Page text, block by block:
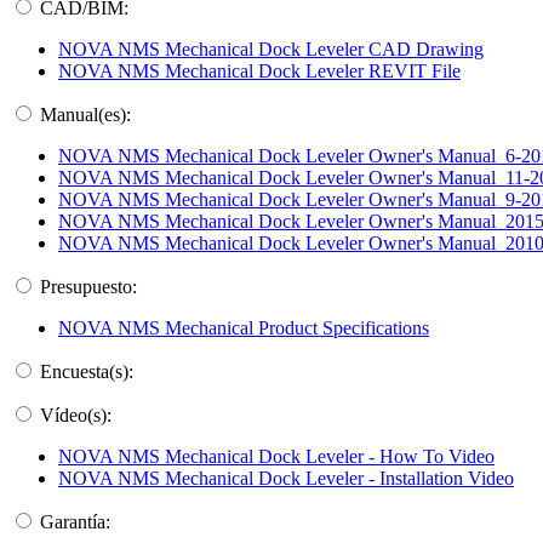
CAD/BIM:
NOVA NMS Mechanical Dock Leveler CAD Drawing
NOVA NMS Mechanical Dock Leveler REVIT File
Manual(es):
NOVA NMS Mechanical Dock Leveler Owner's Manual_6-
NOVA NMS Mechanical Dock Leveler Owner's Manual_11-
NOVA NMS Mechanical Dock Leveler Owner's Manual_9-
NOVA NMS Mechanical Dock Leveler Owner's Manual_2015
NOVA NMS Mechanical Dock Leveler Owner's Manual_2010
Presupuesto:
NOVA NMS Mechanical Product Specifications
Encuesta(s):
Vídeo(s):
NOVA NMS Mechanical Dock Leveler - How To Video
NOVA NMS Mechanical Dock Leveler - Installation Video
Garantía: